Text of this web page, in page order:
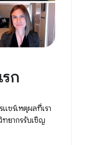
ก
แชร์เหตุผลที่เรา
ยากรรับเชิญ